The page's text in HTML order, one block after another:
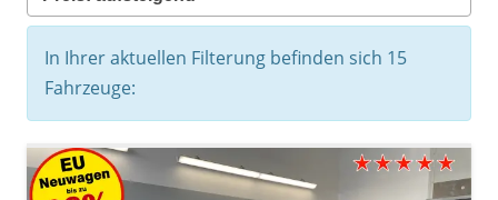
In Ihrer aktuellen Filterung befinden sich 15
Fahrzeuge: